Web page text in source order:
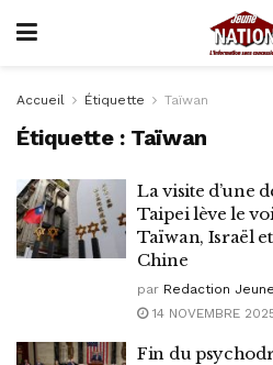
Accueil Étiquette Taïwan
Étiquette : Taïwan
La visite d’une
Taipei lève le
Taïwan, Israël
Chine
par Redaction
14 NOVEMBRE
Fin du